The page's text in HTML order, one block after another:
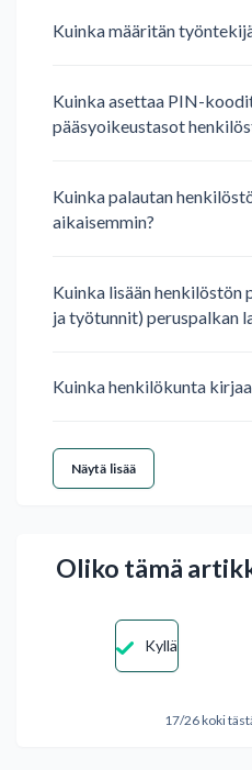
Kuinka määritän
Kuinka asettaa PIN-
pääsyoikeustasot
Kuinka palautan
aikaisemmin?
Kuinka lisään
ja työtunnit) peruspalkan
Kuinka henkilökunta
Näytä lisää
Oliko tämä
Kyllä
17/26 koki